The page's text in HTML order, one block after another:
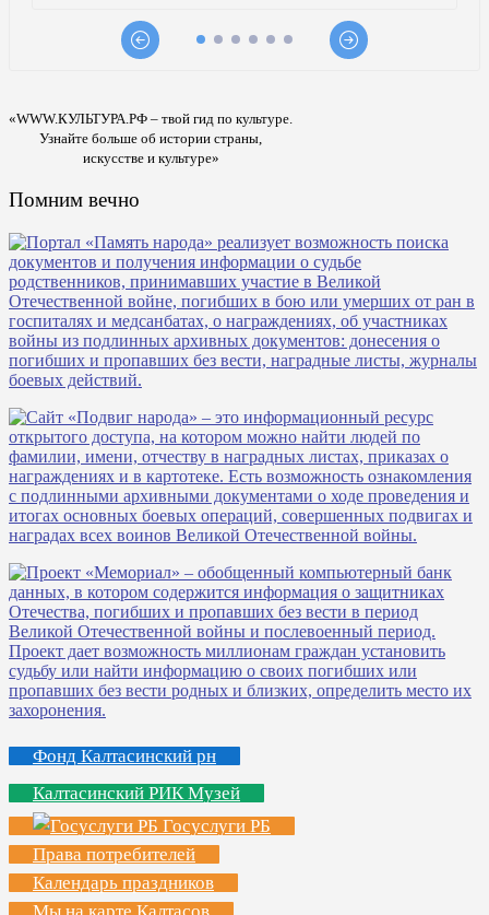
«WWW.КУЛЬТУРА.РФ – твой гид по культуре.
Узнайте больше об истории страны,
искусстве и культуре»
Помним вечно
Фонд Калтасинский рн
Калтасинский РИК Музей
Госуслуги РБ
Права потребителей
Календарь праздников
Мы на карте Калтасов